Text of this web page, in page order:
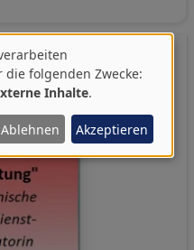
folgenden Zwecke:
Inhalte.
Ablehnen Akzeptieren